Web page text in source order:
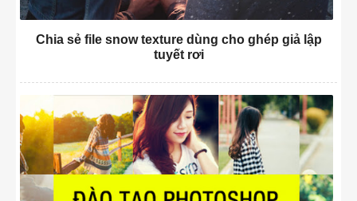
Chia sẻ file snow texture dùng cho ghép giả lập
tuyết rơi